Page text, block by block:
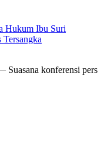
Hukum Ibu Suri
konferensi pers